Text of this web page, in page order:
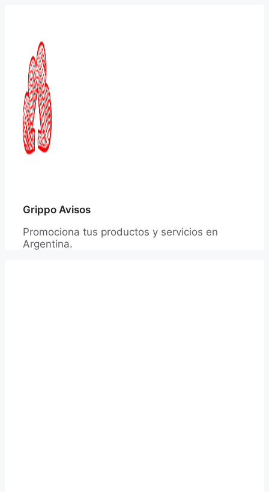
Grippo Avisos
Promociona tus productos y servicios en
Argentina.